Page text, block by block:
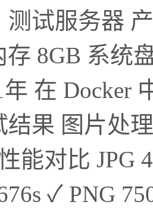
测试服务器
存 8GB 系统
年 在 Docker
结果 图片处
能对比 JPG
✓ PNG